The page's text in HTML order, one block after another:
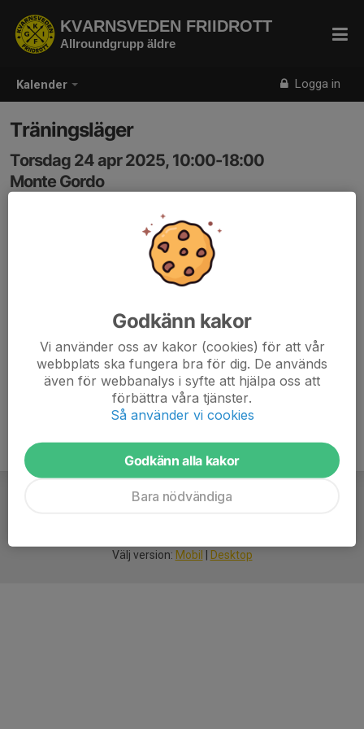
Kalender Logga in
KVARNSVEDEN FRIIDROTT
Allroundgrupp äldre
Träningsläger
Torsdag 24 apr 2025, 10:00-18:00
Monte Gordo
Välj version: Mobil Desktop
Godkänn kakor
Vi använder oss av kakor (cookies) för att vår
webbplats ska fungera bra för dig. De används
även för webbanalys i syfte att hjälpa oss att
förbättra våra tjänster.
Så använder vi cookies
Godkänn alla kakor
Bara nödvändiga